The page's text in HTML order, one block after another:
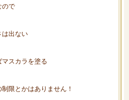
ので
は出ない
マスカラを塗る
限とかはありません！